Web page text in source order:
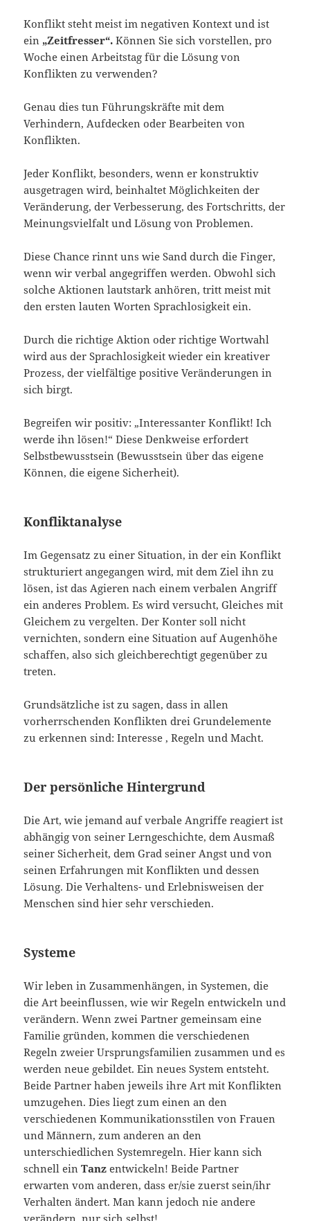
Konflikt steht meist im negativen Kontext und ist
ein „Zeitfresser“. Können Sie sich vorstellen, pro
Woche einen Arbeitstag für die Lösung von
Konflikten zu verwenden?
Genau dies tun Führungskräfte mit dem
Verhindern, Aufdecken oder Bearbeiten von
Konflikten.
Jeder Konflikt, besonders, wenn er konstruktiv
ausgetragen wird, beinhaltet Möglichkeiten der
Veränderung, der Verbesserung, des Fortschritts, der
Meinungsvielfalt und Lösung von Problemen.
Diese Chance rinnt uns wie Sand durch die Finger,
wenn wir verbal angegriffen werden. Obwohl sich
solche Aktionen lautstark anhören, tritt meist mit
den ersten lauten Worten Sprachlosigkeit ein.
Durch die richtige Aktion oder richtige Wortwahl
wird aus der Sprachlosigkeit wieder ein kreativer
Prozess, der vielfältige positive Veränderungen in
sich birgt.
Begreifen wir positiv: „Interessanter Konflikt! Ich
werde ihn lösen!“ Diese Denkweise erfordert
Selbstbewusstsein (Bewusstsein über das eigene
Können, die eigene Sicherheit).
Konfliktanalyse
Im Gegensatz zu einer Situation, in der ein Konflikt
strukturiert angegangen wird, mit dem Ziel ihn zu
lösen, ist das Agieren nach einem verbalen Angriff
ein anderes Problem. Es wird versucht, Gleiches mit
Gleichem zu vergelten. Der Konter soll nicht
vernichten, sondern eine Situation auf Augenhöhe
schaffen, also sich gleichberechtigt gegenüber zu
treten.
Grundsätzliche ist zu sagen, dass in allen
vorherrschenden Konflikten drei Grundelemente
zu erkennen sind: Interesse , Regeln und Macht.
Der persönliche Hintergrund
Die Art, wie jemand auf verbale Angriffe reagiert ist
abhängig von seiner Lerngeschichte, dem Ausmaß
seiner Sicherheit, dem Grad seiner Angst und von
seinen Erfahrungen mit Konflikten und dessen
Lösung. Die Verhaltens- und Erlebnisweisen der
Menschen sind hier sehr verschieden.
Systeme
Wir leben in Zusammenhängen, in Systemen, die
die Art beeinflussen, wie wir Regeln entwickeln und
verändern. Wenn zwei Partner gemeinsam eine
Familie gründen, kommen die verschiedenen
Regeln zweier Ursprungsfamilien zusammen und es
werden neue gebildet. Ein neues System entsteht.
Beide Partner haben jeweils ihre Art mit Konflikten
umzugehen. Dies liegt zum einen an den
verschiedenen Kommunikationsstilen von Frauen
und Männern, zum anderen an den
unterschiedlichen Systemregeln. Hier kann sich
schnell einTanz entwickeln! Beide Partner
erwarten vom anderen, dass er/sie zuerst sein/ihr
Verhalten ändert. Man kann jedoch nie andere